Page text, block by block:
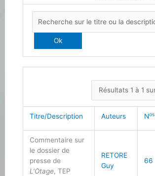
Titre/Description Auteurs Nos
Commentaire sur
le dossier de
presse de
L’Otage, TEP
RETORE
Guy
66